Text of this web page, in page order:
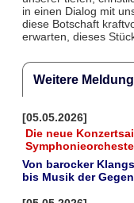
in einen Dialog mit
diese Botschaft
erwarten, dieses
Weitere
[05.05.2026]
Die neue
Von barocker
bis Musik der